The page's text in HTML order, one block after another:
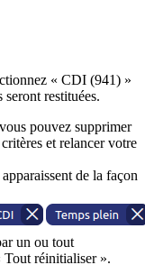
« CDI (941) »
restituées.
pouvez supprimer
et relancer votre
de la façon
un ou tout
réinitialiser ».